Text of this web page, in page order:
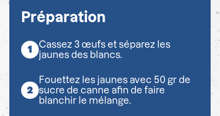
Préparation
Cassez 3 œufs et séparez les
jaunes des blancs.
Fouettez les jaunes avec 50 gr de
sucre de canne afin de faire
blanchir le mélange.